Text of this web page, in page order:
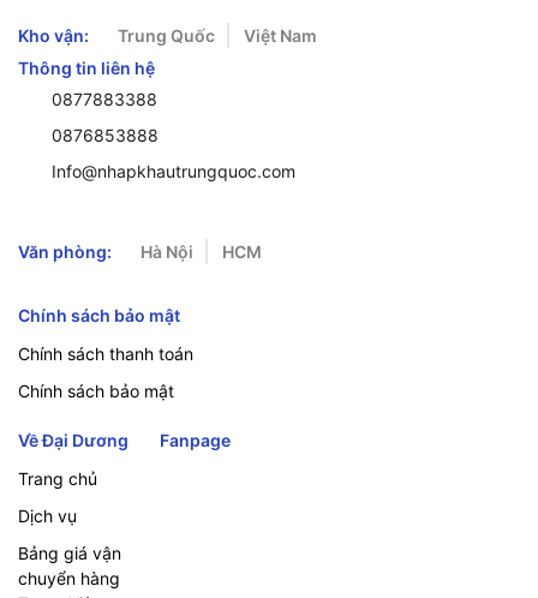
Kho vận: Trung Quốc
Việt Nam
Thông tin liên hệ
0877883388
0876853888
Info@nhapkhautrungquoc.com
Văn phòng: Hà Nội HCM
Chính sách bảo mật
Chính sách thanh toán
Chính sách bảo mật
Về Đại Dương
Trang chủ
Dịch vụ
Bảng giá vận
chuyển hàng
Fanpage